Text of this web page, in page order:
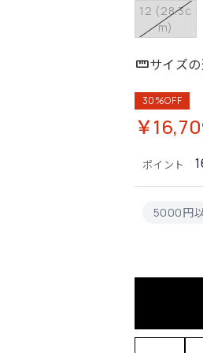
ポイント
12 (28.3c
m)
サイズ
5000円
30%OFF
￥